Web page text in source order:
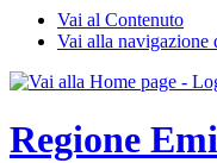
Vai al Contenuto
Vai alla navigazione
Regione